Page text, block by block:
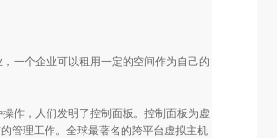
一个企业可以租用一定的空间作为自己的
作，人们发明了控制面板。控制面板为虚
管理工作。全球最著名的跨平台虚拟主机